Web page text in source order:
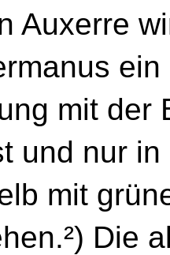
Auxerre
mit der
und nur
mit
Die